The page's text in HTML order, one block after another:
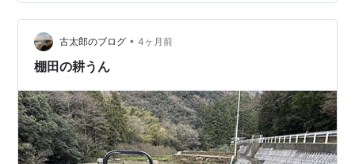
すことにしました。固まった土がゴロゴロしていたの
で、夏野菜の植え付け前にもう一度耕した方がよさそう
なので。マルチを外して 管理機で耕うん 耕した後 土上
げと畝立ては下の写真の畝だけしました。 続き…
古太郎のブログ • 4ヶ月前
棚田の耕うん